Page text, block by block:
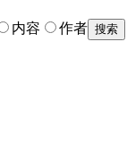
内容 作者